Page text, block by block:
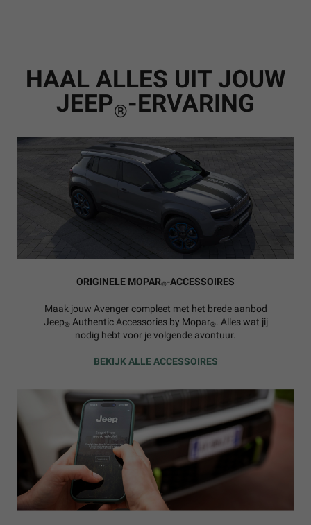
HAAL ALLES UIT JOUW
JEEP®-ERVARING
ORIGINELE MOPAR®-ACCESSOIRES
Maak jouw Avenger compleet met het brede aanbod
Jeep®Authentic Accessories by Mopar®. Alles wat jij
nodig hebt voor je volgende avontuur.
BEKIJK ALLE ACCESSOIRES